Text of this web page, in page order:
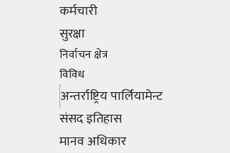
कर्मचारी
सुरक्षा
निर्वाचन क्षेत्र
विविध
अन्तर्राष्ट्रिय पार्लियामेन्ट
संसद इतिहास
मानव अधिकार